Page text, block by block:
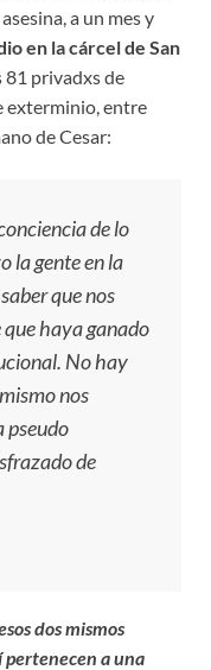
a un mes y
en la cárcel de San
81 privadxs de
exterminio, entre
de Cesar:
de lo
la gente en la
que nos
haya ganado
No hay
nos
pseudo
de
dos mismos
pertenecen a una